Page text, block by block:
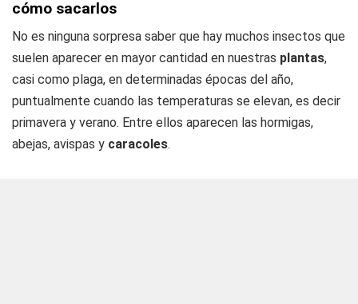
cómo sacarlos
No es ninguna sorpresa saber que hay muchos insectos que
suelen aparecer en mayor cantidad en nuestras plantas,
casi como plaga, en determinadas épocas del año,
puntualmente cuando las temperaturas se elevan, es decir
primavera y verano. Entre ellos aparecen las hormigas,
abejas, avispas y caracoles.